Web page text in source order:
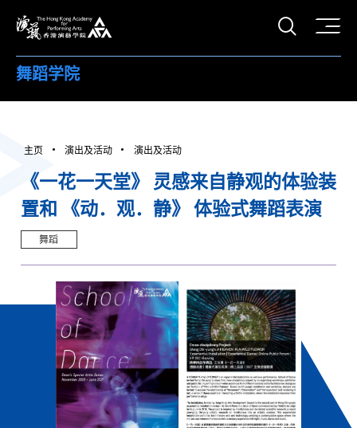
打开
舞蹈学院
主页 演出及活动 演出及活动
《一花一天堂》 灵感来自静观的体验装
置和 《动．观．静》 体验式舞蹈表演
舞蹈